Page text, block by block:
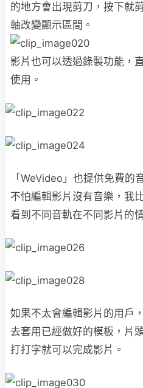
的地方會出現剪刀，按下就
軸改變顯示區間。
影片也可以透過錄製功能，
使用。
「WeVideo」也提供免費的
不怕編輯影片沒有音樂，我
看到不同音軌在不同影片的
如果不太會編輯影片的用戶
去套用已經做好的模板，片
打打字就可以完成影片。